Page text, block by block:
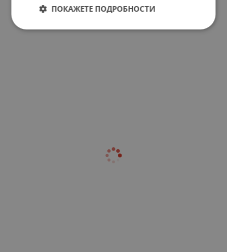
ПОКАЖЕТЕ ПОДРОБНОСТИ